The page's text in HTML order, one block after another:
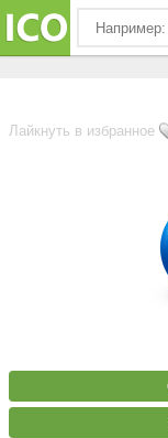
Лайкнуть в избранное